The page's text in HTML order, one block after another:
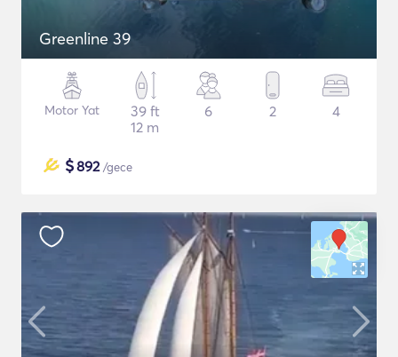
Greenline 39
Motor Yat
39 ft
12 m
6 2 4
$892/gece